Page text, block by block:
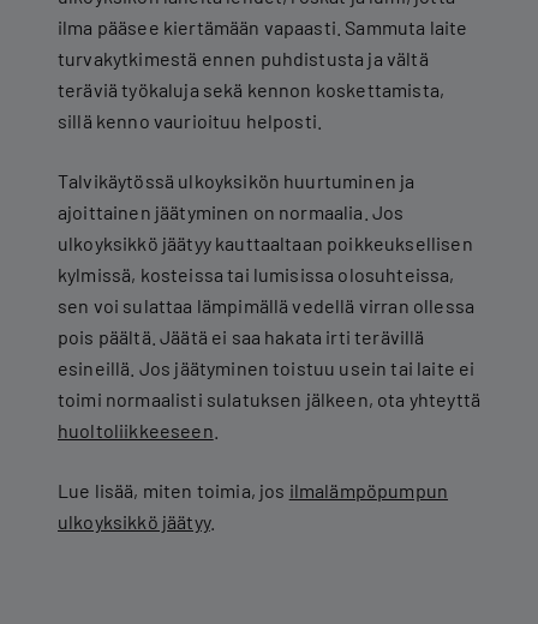
ilma pääsee kiertämään vapaasti. Sammuta laite
turvakytkimestä ennen puhdistusta ja vältä
teräviä työkaluja sekä kennon koskettamista,
sillä kenno vaurioituu helposti.
Talvikäytössä ulkoyksikön huurtuminen ja
ajoittainen jäätyminen on normaalia. Jos
ulkoyksikkö jäätyy kauttaaltaan poikkeuksellisen
kylmissä, kosteissa tai lumisissa olosuhteissa,
sen voi sulattaa lämpimällä vedellä virran ollessa
pois päältä. Jäätä ei saa hakata irti terävillä
esineillä. Jos jäätyminen toistuu usein tai laite ei
toimi normaalisti sulatuksen jälkeen, ota yhteyttä
huoltoliikkeeseen
Lue lisää, miten toimia, jos ilmalämpöpumpun
ulkoyksikkö jäätyy.